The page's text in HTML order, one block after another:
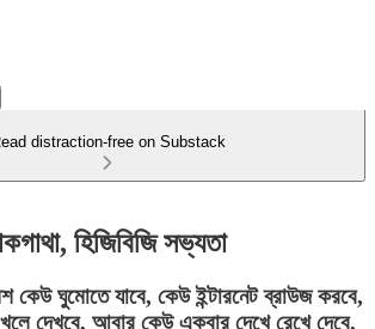
distraction-free on Substack
হিজিবিজি সভ্যতা
কেউ ঘুমোতে যাবে, কেউ ইন্টারনেট ব্রাউজ করবে,
দেখবে, আবার কেউ একবার দেখে রেখে দেবে,